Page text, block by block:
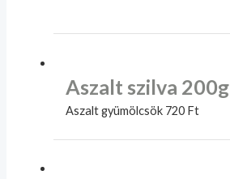
Aszalt szilva 200g
Aszalt gyümölcsök 720 Ft